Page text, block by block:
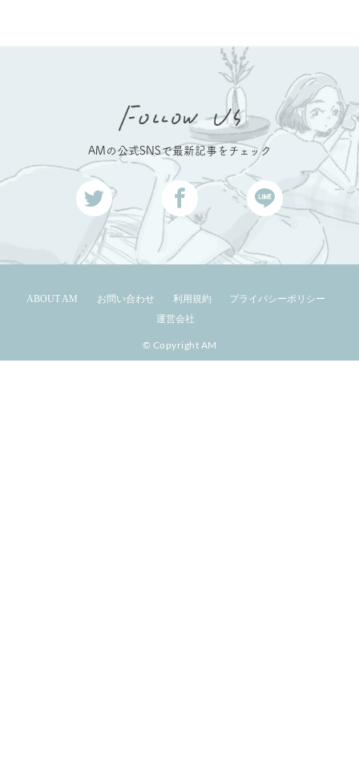
AMの公式SNSで最新記事をチェック
ABOUT AM お問い合わせ 利用規約
プライバシーポリシー
運営会社
© Copyright AM